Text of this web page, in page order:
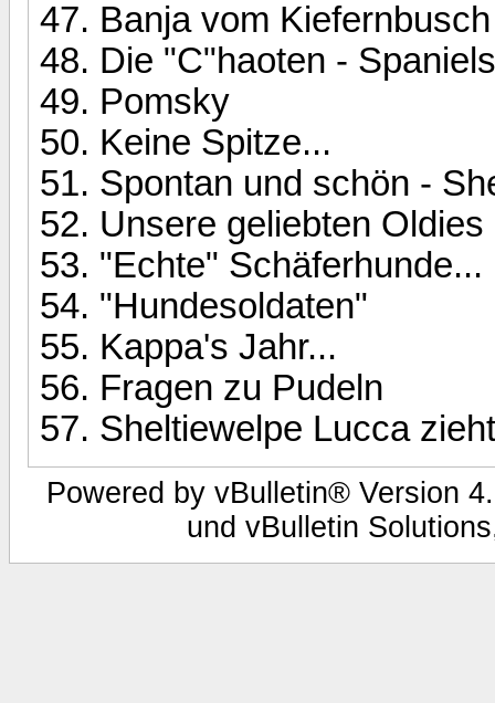
Banja vom
Die "C"haoten - Spaniels
Pomsky
Keine Spitze...
Spontan und schön -
Unsere geliebten Oldies
"Echte" Schäferhunde...
"Hundesoldaten"
Kappa's Jahr...
Fragen zu Pudeln
Sheltiewelpe Lucca
Powered by vBulletin® Version
und vBulletin